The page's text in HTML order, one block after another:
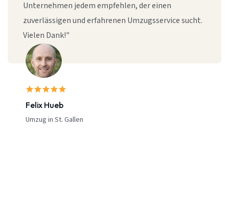
Felix Hueb
Umzug in St. Gallen
Unternehmen jedem empfehlen, der einen
zuverlässigen und erfahrenen Umzugsservice sucht.
Vielen Dank!"